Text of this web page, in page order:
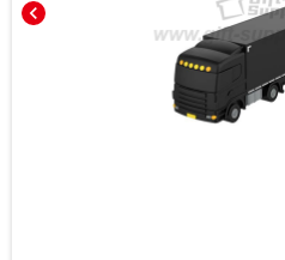
chevron_left